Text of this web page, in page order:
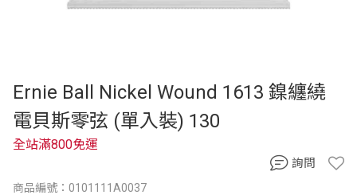
Ernie Ball Nickel Wound 1613 鎳纏繞
電貝斯零弦 (單入裝) 130
商品編號：0101111A0037
全站滿800免運
詢問